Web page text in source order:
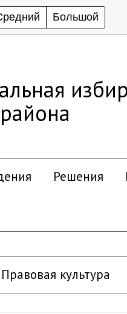
Большой
Решения
Правовая культура